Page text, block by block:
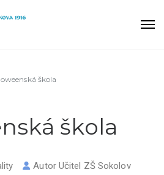
škola
škola
Autor Učitel ZŠ Sokolov